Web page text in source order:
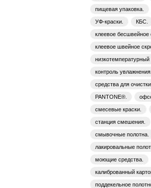
пищевая упаковка.
УФ-краски. КБС.
клеевое бесшвейное
клеевое швейное
низкотемпературный
контроль увлажнения.
средства для очистки.
PANTONE®.
смесевые краски.
станция смешения.
смывочные полотна.
лакировальные
моющие средства.
калиброванный
поддекельное